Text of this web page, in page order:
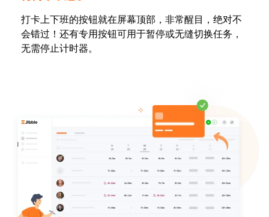
打卡上下班的按钮就在屏幕顶部，非常醒目，绝对不
会错过！还有专用按钮可用于暂停或无缝切换任务，
无需停止计时器。